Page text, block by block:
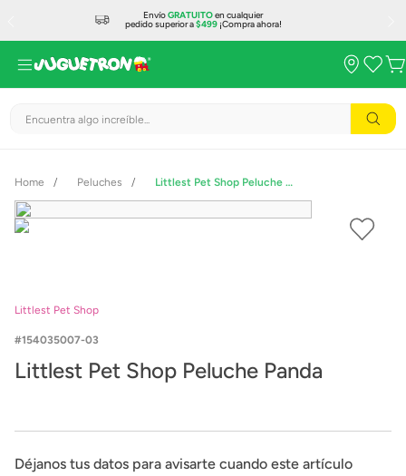
EnvíoGRATUITOen cualquier
pedido superior a$499¡Compra ahora!
Encuentra algo increíble...
Peluches Littlest Pet Shop Peluche Panda
Littlest Pet Shop
154035007-03
Littlest Pet Shop Peluche Panda
Déjanos tus datos para avisarte cuando este artículo